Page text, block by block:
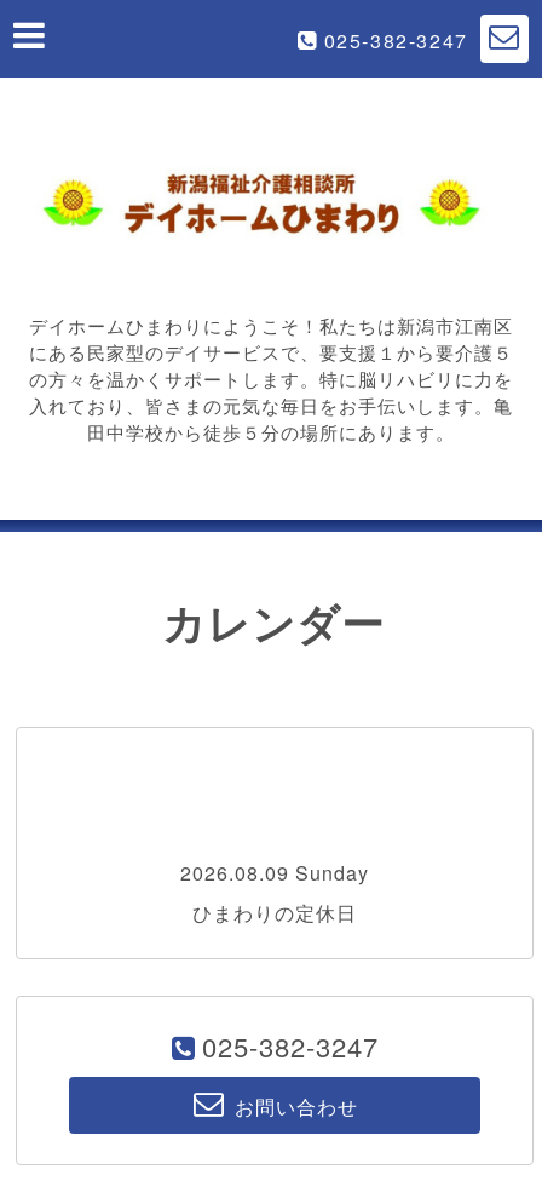
025-382-3247
デイホームひまわりにようこそ！私たちは新潟市江南区
にある民家型のデイサービスで、要支援１から要介護５
の方々を温かくサポートします。特に脳リハビリに力を
入れており、皆さまの元気な毎日をお手伝いします。亀
田中学校から徒歩５分の場所にあります。
カレンダー
2026.08.09 Sunday
ひまわりの定休日
025-382-3247
お問い合わせ